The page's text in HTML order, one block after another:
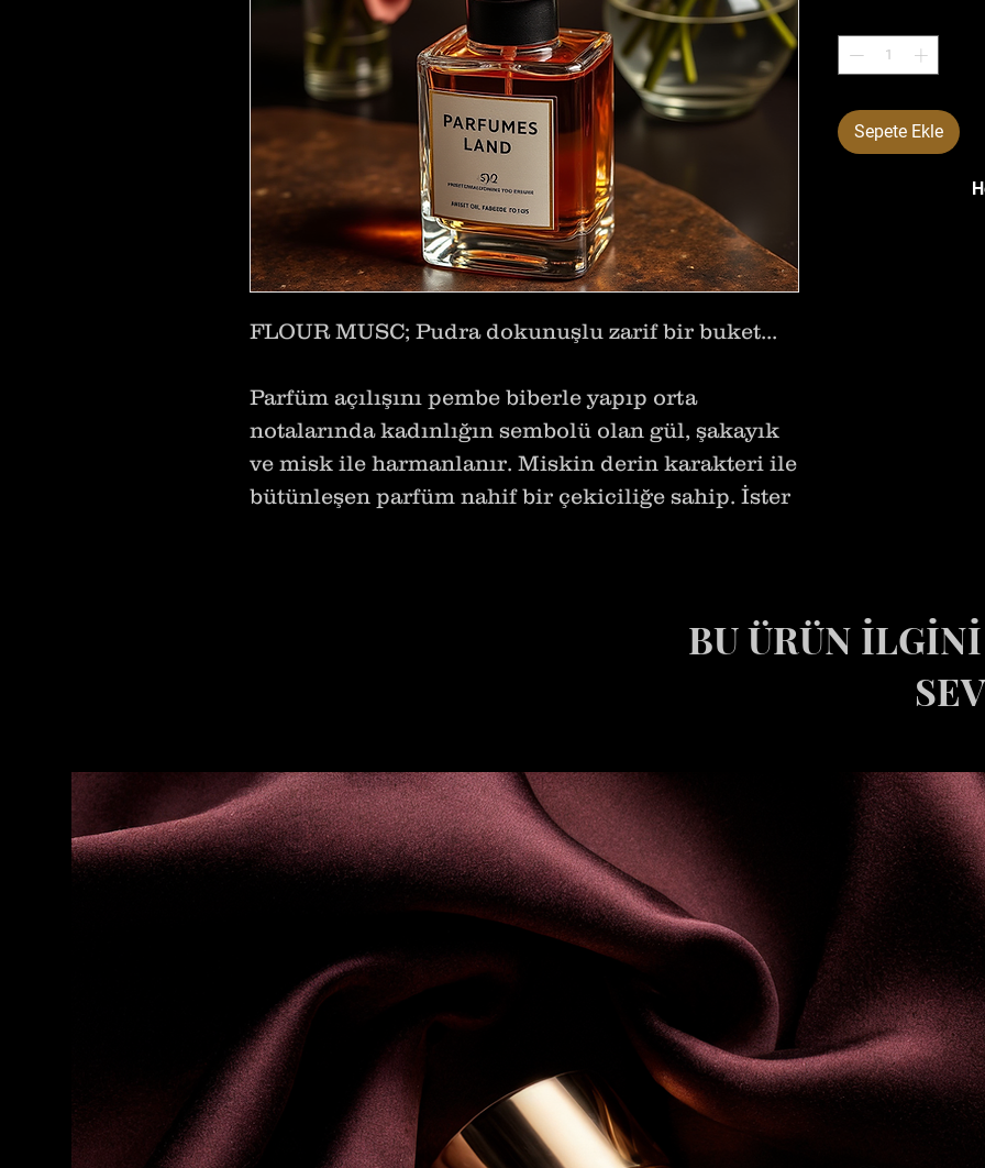
FLOUR MUSC; Pudra dokunuşlu zarif bir buket...
Parfüm açılışını pembe biberle yapıp orta
notalarında kadınlığın sembolü olan gül, şakayık
ve misk ile harmanlanır. Miskin derin karakteri ile
bütünleşen parfüm nahif bir çekiciliğe sahip. İster
Sepete Ekle
BU ÜRÜN